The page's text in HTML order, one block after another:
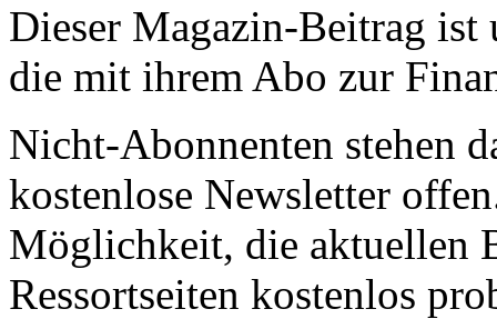
Dieser Magazin-Beitrag ist
die mit ihrem Abo zur
Nicht-Abonnenten stehen
kostenlose Newsletter
Möglichkeit, die aktuellen
Ressortseiten kostenlos